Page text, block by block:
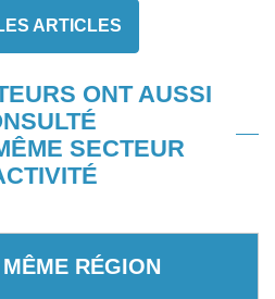
ARTICLES
ONT AUSSI
SECTEUR
RÉGION